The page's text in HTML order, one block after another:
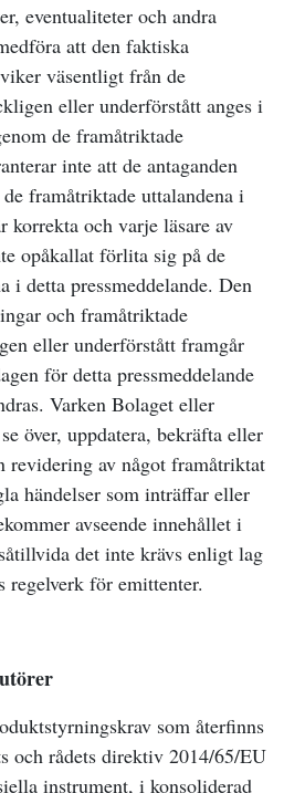
eventualiteter och andra
att den faktiska
väsentligt från de
eller underförstått anges i
de framåtriktade
inte att de antaganden
framåtriktade uttalandena i
korrekta och varje läsare av
opåkallat förlita sig på de
i detta pressmeddelande. Den
och framåtriktade
eller underförstått framgår
för detta pressmeddelande
Varken Bolaget eller
över, uppdatera, bekräfta eller
revidering av något framåtriktat
händelser som inträffar eller
avseende innehållet i
det inte krävs enligt lag
regelverk för emittenter.
som återfinns
och rådets direktiv 2014/65/EU
instrument, i konsoliderad